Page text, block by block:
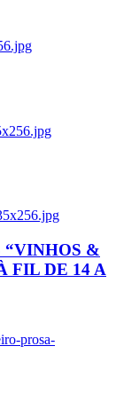
“VINHOS &
FIL DE 14 A
prosa-